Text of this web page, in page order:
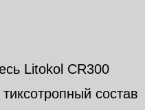
Litokol CR300
состав